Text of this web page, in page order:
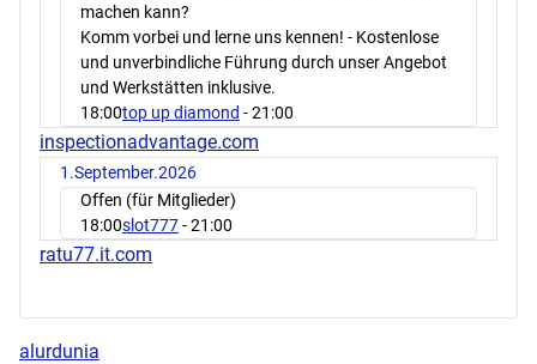
machen kann?
Komm vorbei und lerne uns kennen! - Kostenlose
und unverbindliche Führung durch unser Angebot
und Werkstätten inklusive.
18:00top up diamond - 21:00
inspectionadvantage.com
1.September.2026
Offen (für Mitglieder)
18:00slot777- 21:00
ratu77.it.com
alurdunia